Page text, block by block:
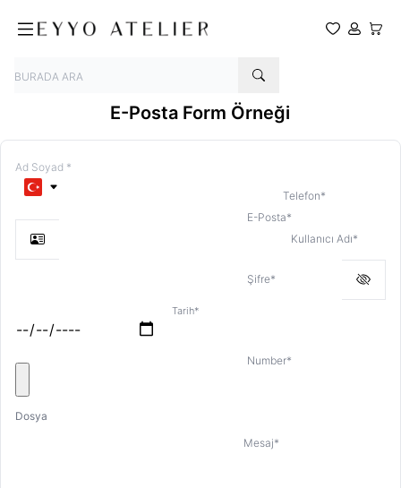
Favoriler
Hesabım
Sepet
E-Posta Form Örneği
Telefon*
E-Posta*
Kullanıcı Adı*
Şifre*
Tarih*
Number*
Dosya
Mesaj*